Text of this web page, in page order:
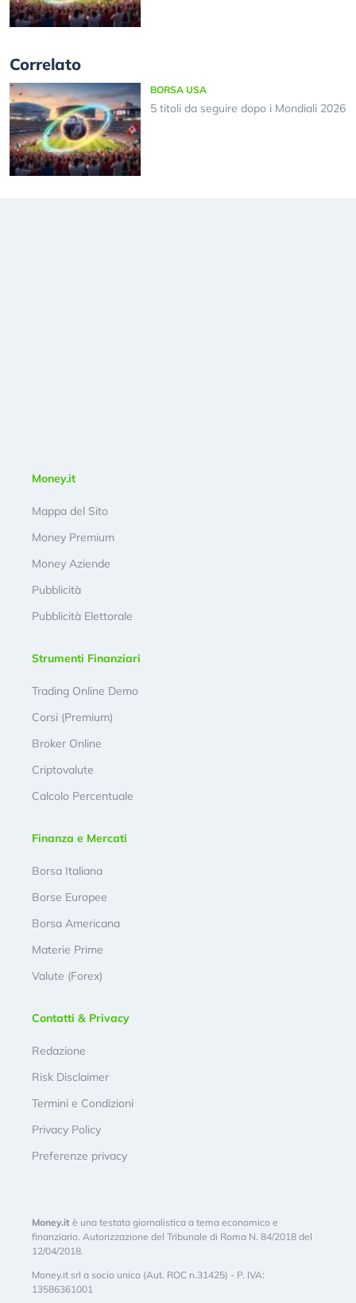
Correlato
BORSA USA
5 titoli da seguire dopo i Mondiali 2026
Money.it
Mappa del Sito
Money Premium
Money Aziende
Pubblicità
Pubblicità Elettorale
Strumenti Finanziari
Trading Online Demo
Corsi (Premium)
Broker Online
Criptovalute
Calcolo Percentuale
Finanza e Mercati
Borsa Italiana
Borse Europee
Borsa Americana
Materie Prime
Valute (Forex)
Contatti & Privacy
Redazione
Risk Disclaimer
Termini e Condizioni
Privacy Policy
Preferenze privacy
Money.it è una testata giornalistica a tema economico e
finanziario. Autorizzazione del Tribunale di Roma N. 84/2018 del
12/04/2018.
Money.it srl a socio unico (Aut. ROC n.31425) - P. IVA:
13586361001